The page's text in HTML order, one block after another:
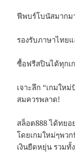
ฟีพบร์โบนัสมากม
รองรับภาษาไทย
ซื้อฟรีสปินได้ทุกเ
เจาะลึก “เกมให
สมควรพลาด!
สล็อต888 ได้ทยอ
โดยเกมใหม่ๆพว
เงินยืดหยุ่น รวมทั้